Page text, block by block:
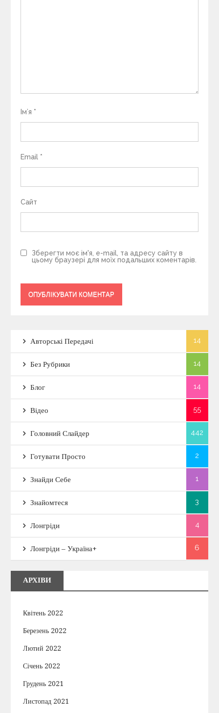
Ім’я *
Email *
Сайт
Зберегти моє ім'я, e-mail, та адресу сайту в
цьому браузері для моїх подальших коментарів.
Авторські Передачі 14
Без Рубрики 14
Блог 14
Відео 55
Головний Слайдер 442
Готувати Просто 2
Знайди Себе 1
Знайомтеся 3
Лонгріди 4
Лонгріди – Україна+ 6
АРХІВИ
Квітень 2022
Березень 2022
Лютий 2022
Січень 2022
Грудень 2021
Листопад 2021